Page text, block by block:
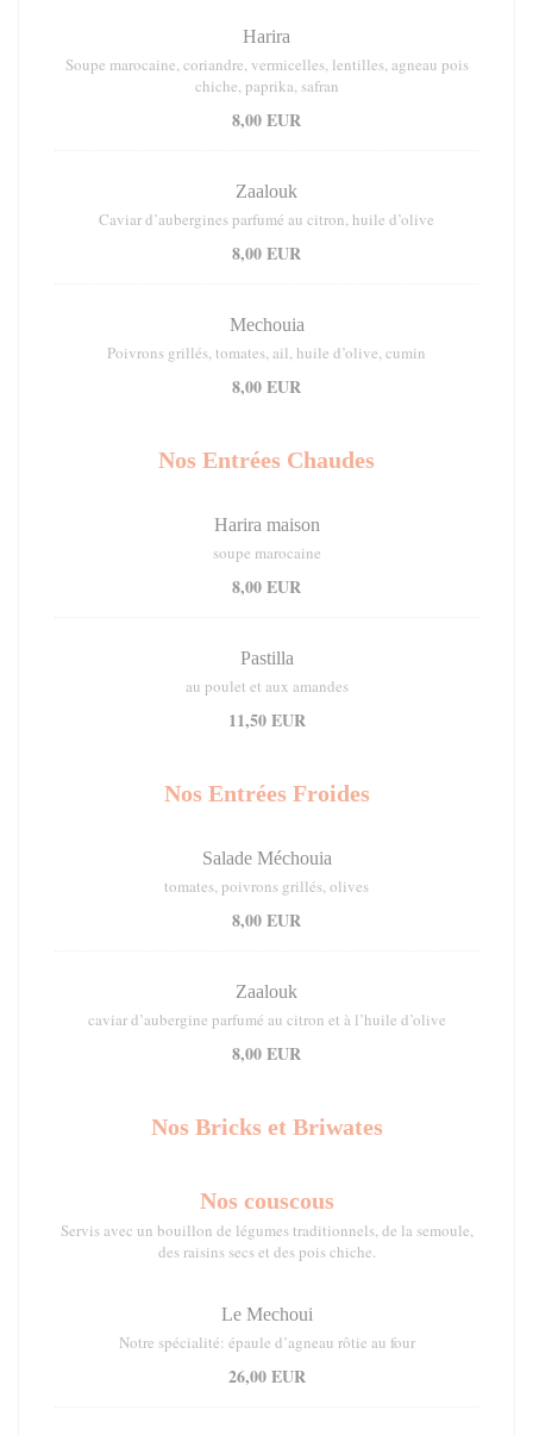
Harira
Soupe marocaine, coriandre, vermicelles, lentilles, agneau pois
chiche, paprika, safran
8,00 EUR
Zaalouk
Caviar d’aubergines parfumé au citron, huile d’olive
8,00 EUR
Mechouia
Poivrons grillés, tomates, ail, huile d’olive, cumin
8,00 EUR
Nos Entrées Chaudes
Harira maison
soupe marocaine
8,00 EUR
Pastilla
au poulet et aux amandes
11,50 EUR
Nos Entrées Froides
Salade Méchouia
tomates, poivrons grillés, olives
8,00 EUR
Zaalouk
caviar d’aubergine parfumé au citron et à l’huile d’olive
8,00 EUR
Nos Bricks et Briwates
Nos couscous
Servis avec un bouillon de légumes traditionnels, de la semoule,
des raisins secs et des pois chiche.
Le Mechoui
Notre spécialité: épaule d’agneau rôtie au four
26,00 EUR